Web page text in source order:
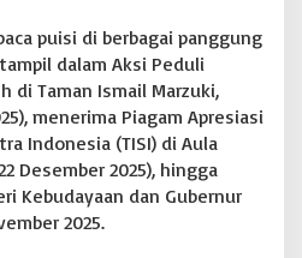
puisi di berbagai panggung
dalam Aksi Peduli
di Taman Ismail Marzuki,
menerima Piagam Apresiasi
Indonesia (TISI) di Aula
Desember 2025), hingga
Kebudayaan dan Gubernur
2025.